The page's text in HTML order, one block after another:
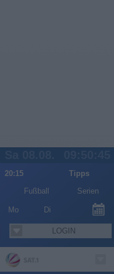
20:15
Tipps
Fußball Serien
Mo Di
LOGIN